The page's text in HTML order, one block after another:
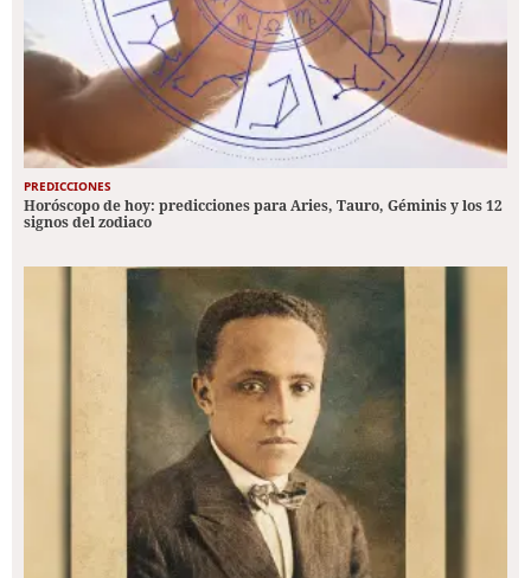
PREDICCIONES
Horóscopo de hoy: predicciones para Aries, Tauro, Géminis y los 12
signos del zodiaco